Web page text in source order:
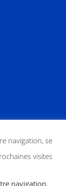
navigation, se
visites
navigation,